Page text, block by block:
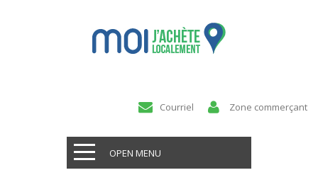
Courriel Zone commerçant
OPEN MENU